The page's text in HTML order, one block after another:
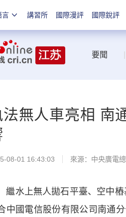
言 講習所 國際漫評 國際銳評
要聞
法無人車亮相 南
08-01 16:43:03 來源：中央廣電
水上無人拋石平臺、空中樁
中國電信股份有限公司南通